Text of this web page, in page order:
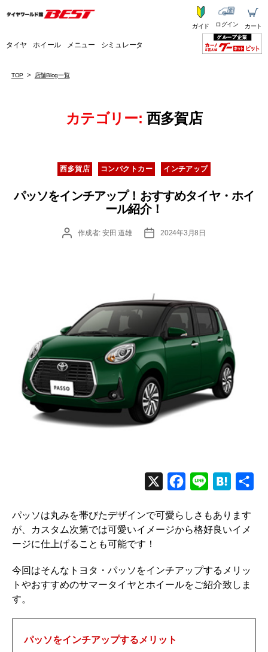
タイヤ ホイール メニュー シミュレータ
ガイド ログイン カート
TOP 店舗Blog一覧
カテゴリー: 西多賀店
カ
テ
リ
ー
西多賀店 コンパクトカー インチアップ
パッソをインチアップ！おすすめタイヤ・ホイ
ール紹介！
投
作成者: 安田 道雄
投
2024年3月8日
c
e
o
o
n
e
a
パッソは丸みを帯びたデザインで可愛らしさもあります
が、カスタム次第では可愛いイメージから格好良いイメ
ージに仕上げることも可能です！
今回はそんなトヨタ・パッソをインチアップするメリッ
トやおすすめのサマータイヤとホイールをご紹介致しま
す。
パッソをインチアップするメリット